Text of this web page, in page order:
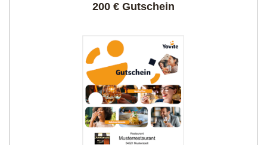
200 € Gutschein